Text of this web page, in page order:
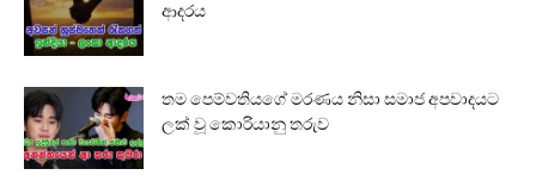
ආදරය
තම පෙම්වතියගේ මරණය නිසා සමාජ අපවාදයට
ලක් වූ කොරියානු තරුව